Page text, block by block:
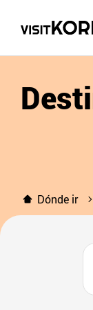
Dónde ir